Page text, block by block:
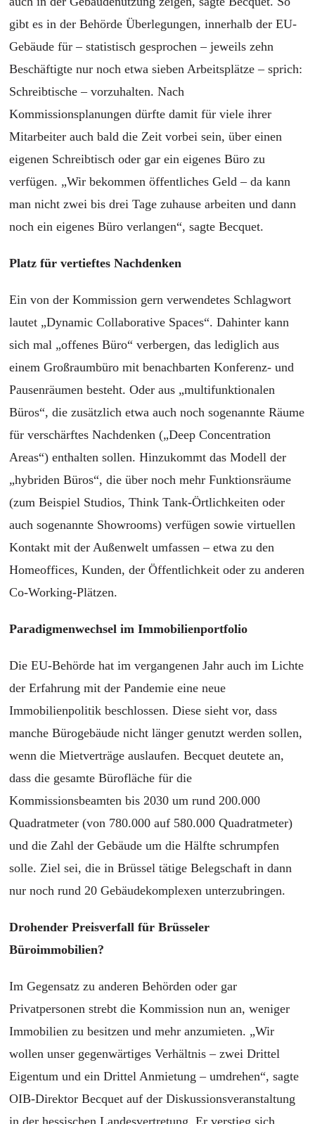
gibt es in der Behörde Überlegungen, innerhalb der EU-
Gebäude für – statistisch gesprochen – jeweils zehn
Beschäftigte nur noch etwa sieben Arbeitsplätze – sprich:
Schreibtische – vorzuhalten. Nach
Kommissionsplanungen dürfte damit für viele ihrer
Mitarbeiter auch bald die Zeit vorbei sein, über einen
eigenen Schreibtisch oder gar ein eigenes Büro zu
verfügen. „Wir bekommen öffentliches Geld – da kann
man nicht zwei bis drei Tage zuhause arbeiten und dann
noch ein eigenes Büro verlangen“, sagte Becquet.
Platz für vertieftes Nachdenken
Ein von der Kommission gern verwendetes Schlagwort
lautet „Dynamic Collaborative Spaces“. Dahinter kann
sich mal „offenes Büro“ verbergen, das lediglich aus
einem Großraumbüro mit benachbarten Konferenz- und
Pausenräumen besteht. Oder aus „multifunktionalen
Büros“, die zusätzlich etwa auch noch sogenannte Räume
für verschärftes Nachdenken („Deep Concentration
Areas“) enthalten sollen. Hinzukommt das Modell der
„hybriden Büros“, die über noch mehr Funktionsräume
(zum Beispiel Studios, Think Tank-Örtlichkeiten oder
auch sogenannte Showrooms) verfügen sowie virtuellen
Kontakt mit der Außenwelt umfassen – etwa zu den
Homeoffices, Kunden, der Öffentlichkeit oder zu anderen
Co-Working-Plätzen.
Paradigmenwechsel im Immobilienportfolio
Die EU-Behörde hat im vergangenen Jahr auch im Lichte
der Erfahrung mit der Pandemie eine neue
Immobilienpolitik beschlossen. Diese sieht vor, dass
manche Bürogebäude nicht länger genutzt werden sollen,
wenn die Mietverträge auslaufen. Becquet deutete an,
dass die gesamte Bürofläche für die
Kommissionsbeamten bis 2030 um rund 200.000
Quadratmeter (von 780.000 auf 580.000 Quadratmeter)
und die Zahl der Gebäude um die Hälfte schrumpfen
solle. Ziel sei, die in Brüssel tätige Belegschaft in dann
nur noch rund 20 Gebäudekomplexen unterzubringen.
Drohender Preisverfall für Brüsseler
Büroimmobilien?
Im Gegensatz zu anderen Behörden oder gar
Privatpersonen strebt die Kommission nun an, weniger
Immobilien zu besitzen und mehr anzumieten. „Wir
wollen unser gegenwärtiges Verhältnis – zwei Drittel
Eigentum und ein Drittel Anmietung – umdrehen“, sagte
OIB-Direktor Becquet auf der Diskussionsveranstaltung
in der hessischen Landesvertretung. Er verstieg sich